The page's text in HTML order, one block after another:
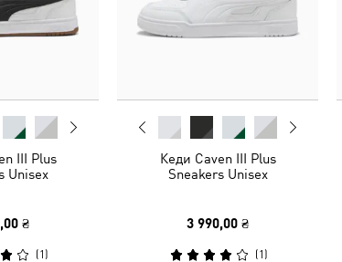
III Plus
Unisex
₴
(1 )
Кеди Caven III Plus
Sneakers Unisex
3 990,00 ₴
(1 )